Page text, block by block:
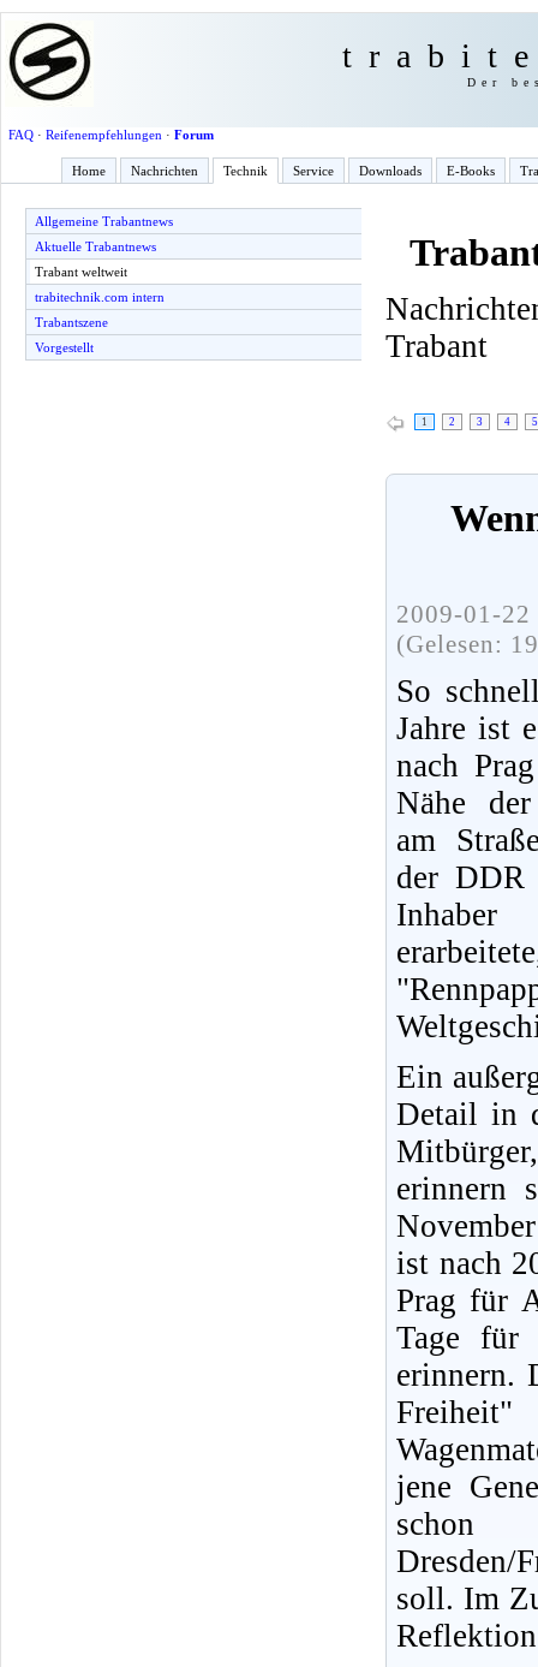
Der
FAQ· Reifenempfehlungen · Forum
Home Nachrichten Technik Service Downloads E-Books
Allgemeine Trabantnews
Aktuelle Trabantnews
Trabant weltweit
trabitechnik.com intern
Trabantszene
Vorgestellt
Trabant
1 2 3 4 5
2009-01-
(Gelesen:
So
Jahre ist
nach
Nähe der
am
der DDR
Ein
Detail in
erinnern
ist nach
Prag für
Tage für
erinnern.
jene
soll. Im